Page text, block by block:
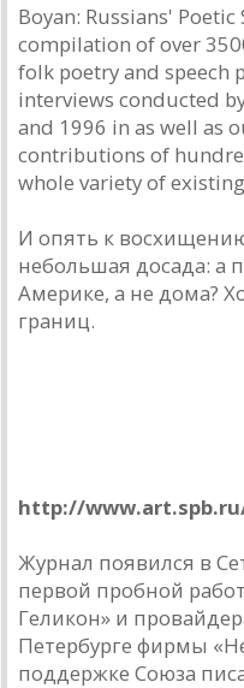
Boyan: Russians' Poetic
compilation of over
folk poetry and speech
interviews conducted
and 1996 in as well as
contributions of
whole variety of
И опять к
небольшая досада: а
Америке, а не дома?
границ.
http://
Журнал появился в
первой пробной
Геликон» и
Петербурге фирмы
поддержке Союза